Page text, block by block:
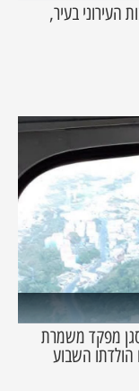
העירוני בעיר,
מפקד משמרת
השבוע